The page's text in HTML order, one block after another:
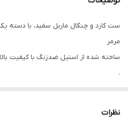
ست کارد و چنگال ماربل سفید، با
مرمر
ساخته شده از استیل ضدزنگ با کیفیت
.
نظرات